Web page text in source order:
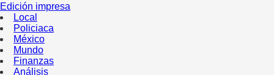
Edición impresa
Local
Policiaca
México
Mundo
Finanzas
Análisis